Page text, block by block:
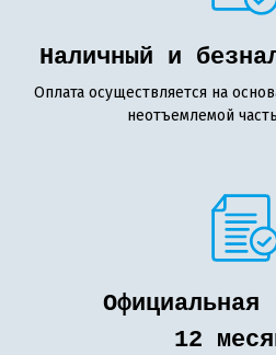
Наличный и
Оплата осуществляется на
неотъемлемой
Официальная
12